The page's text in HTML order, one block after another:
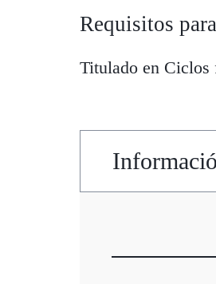
Requisitos
Titulado en Ciclos